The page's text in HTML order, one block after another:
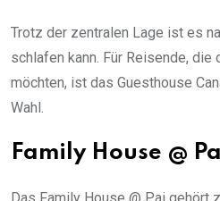
Trotz der zentralen Lage ist es
schlafen kann. Für Reisende, die
möchten, ist das Guesthouse
Wahl.
Family House @